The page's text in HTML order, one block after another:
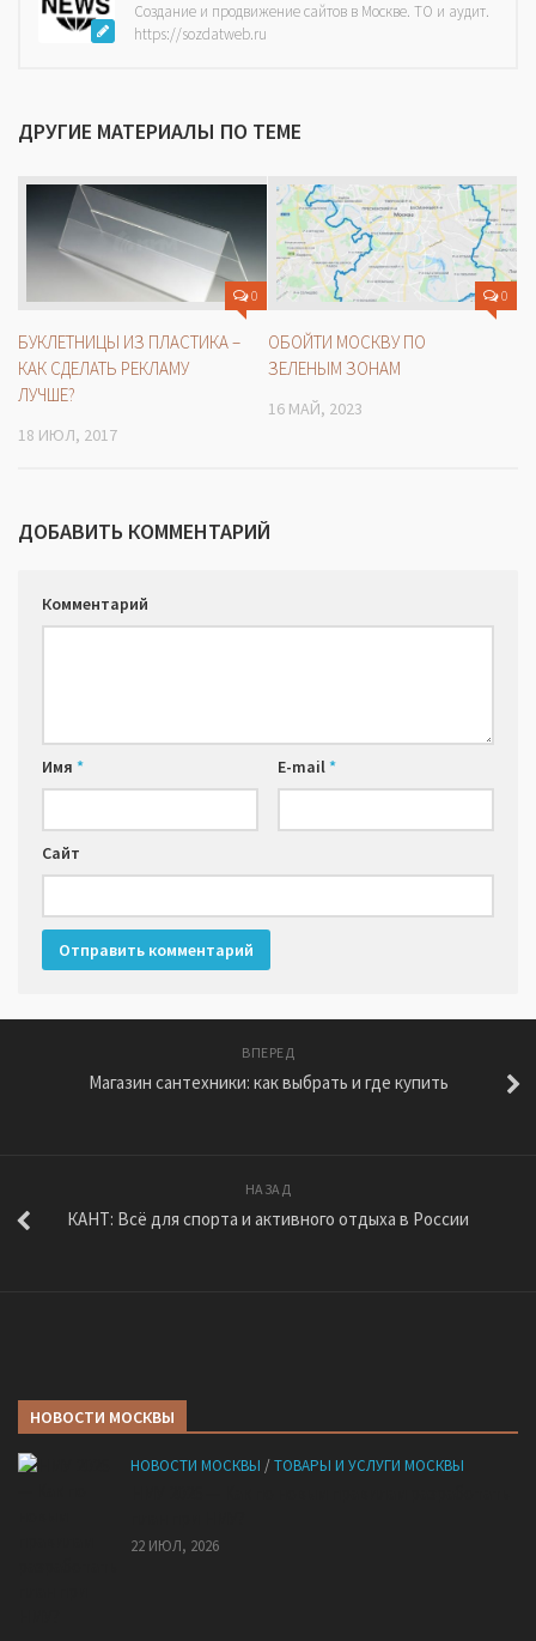
Создание и продвижение сайтов в Москве. ТО и аудит.
https://sozdatweb.ru
ДРУГИЕ МАТЕРИАЛЫ ПО ТЕМЕ
0
БУКЛЕТНИЦЫ ИЗ ПЛАСТИКА –
КАК СДЕЛАТЬ РЕКЛАМУ
ЛУЧШЕ?
18 ИЮЛ, 2017
0
ОБОЙТИ МОСКВУ ПО
ЗЕЛЕНЫМ ЗОНАМ
16 МАЙ, 2023
ДОБАВИТЬ КОММЕНТАРИЙ
Комментарий
Имя * E-mail *
Сайт
ВПЕРЕД
Магазин сантехники: как выбрать и где купить
НАЗАД
КАНТ: Всё для спорта и активного отдыха в России
НОВОСТИ МОСКВЫ
НОВОСТИ МОСКВЫ /ТОВАРЫ И УСЛУГИ МОСКВЫ
22 ИЮЛ, 2026